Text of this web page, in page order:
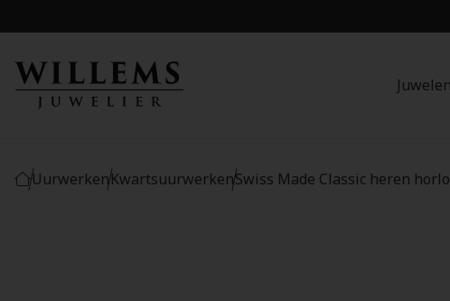
Juwelen
UurwerkenKwartsuurwerkenSwiss Made Classic heren